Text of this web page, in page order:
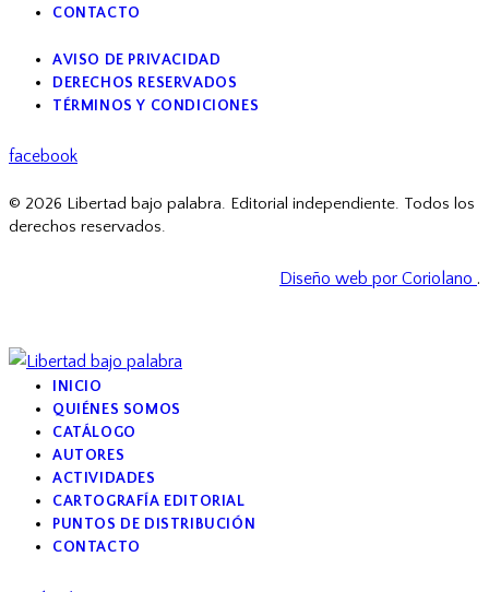
CONTACTO
AVISO DE PRIVACIDAD
DERECHOS RESERVADOS
TÉRMINOS Y CONDICIONES
facebook
© 2026 Libertad bajo palabra. Editorial independiente. Todos los
derechos reservados.
Diseño web por Coriolano .
INICIO
QUIÉNES SOMOS
CATÁLOGO
AUTORES
ACTIVIDADES
CARTOGRAFÍA EDITORIAL
PUNTOS DE DISTRIBUCIÓN
CONTACTO